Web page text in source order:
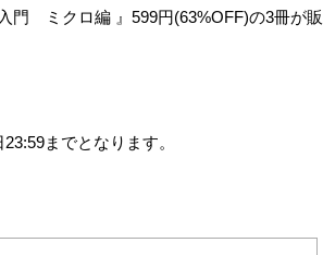
門 ミクロ編 』599円(63%OFF)の3冊が販
までとなります。